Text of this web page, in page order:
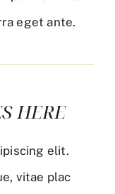
eget ante.
HERE
elit.
vitae plac